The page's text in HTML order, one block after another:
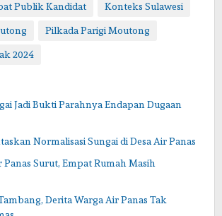
Publik Kandidat Konteks Sulawesi
Pilkada Parigi Moutong
2024
Jadi Bukti Parahnya Endapan Dugaan
Normalisasi Sungai di Desa Air Panas
Panas Surut, Empat Rumah Masih
Derita Warga Air Panas Tak